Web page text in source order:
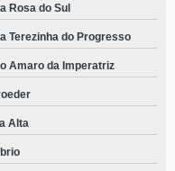
Rosa do Sul
Terezinha do Progresso
Amaro da Imperatriz
Alta